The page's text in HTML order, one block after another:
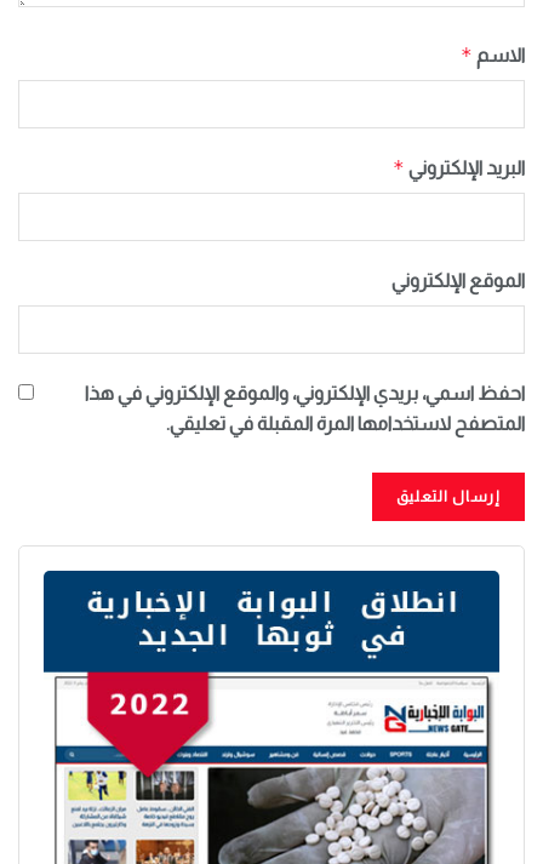
الاسم *
البريد الإلكتروني *
الموقع الإلكتروني
احفظ اسمي، بريدي الإلكتروني، والموقع الإلكتروني في هذا
المتصفح لاستخدامها المرة المقبلة في تعليقي.